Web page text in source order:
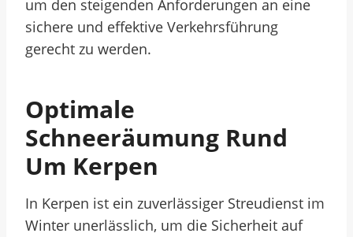
um den steigenden Anforderungen an eine
sichere und effektive Verkehrsführung
gerecht zu werden.
Optimale
Schneeräumung Rund
Um Kerpen
In Kerpen ist ein zuverlässiger Streudienst im
Winter unerlässlich, um die Sicherheit auf